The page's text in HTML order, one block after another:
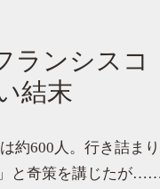
ランシスコ
結末
約600人。行き詰ま
と奇策を講じたが